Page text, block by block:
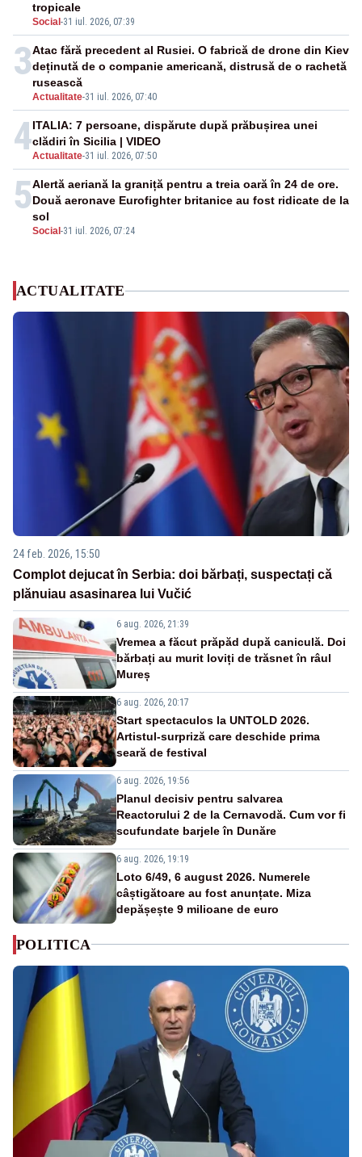
Social -31 iul. 2026, 07:39
tropicale
3
Actualitate-31 iul. 2026, 07:40
Atac fără precedent al Rusiei. O fabrică de drone din Kiev
deținută de o companie americană, distrusă de o rachetă
rusească
4Actualitate-31 iul. 2026, 07:50
ITALIA: 7 persoane, dispărute după prăbușirea unei
clădiri în Sicilia | VIDEO
5
Social -31 iul. 2026, 07:24
Alertă aeriană la graniță pentru a treia oară în 24 de ore.
Două aeronave Eurofighter britanice au fost ridicate de la
sol
ACTUALITATE
24 feb. 2026, 15:50
Complot dejucat în Serbia: doi bărbați, suspectați că
plănuiau asasinarea lui Vučić
6 aug. 2026, 21:39
Vremea a făcut prăpăd după caniculă. Doi
bărbați au murit loviți de trăsnet în râul
Mureș
6 aug. 2026, 20:17
Start spectaculos la UNTOLD 2026.
Artistul-surpriză care deschide prima
seară de festival
6 aug. 2026, 19:56
Planul decisiv pentru salvarea
Reactorului 2 de la Cernavodă. Cum vor fi
scufundate barjele în Dunăre
6 aug. 2026, 19:19
Loto 6/49, 6 august 2026. Numerele
câștigătoare au fost anunțate. Miza
depășește 9 milioane de euro
POLITICA